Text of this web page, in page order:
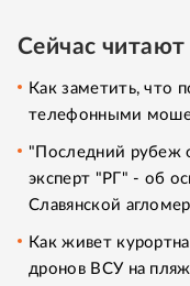
Сейчас читают
Как заметить, что
телефонными
"Последний рубеж
эксперт "РГ" - об
Славянской
Как живет
дронов ВСУ на